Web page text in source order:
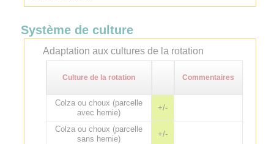
Système de culture
Adaptation aux cultures de la rotation
Culture de la rotation Commentaires
Colza ou choux (parcelle
avec hernie)
+/-
Colza ou choux (parcelle
sans hernie)
+/-